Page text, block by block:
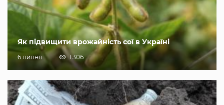
Як підвищити врожайність сої в Україні
6 липня 1 306